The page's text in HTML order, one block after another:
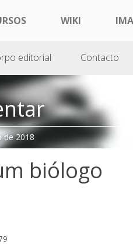
WIKI
editorial Contacto
de 2018
biólogo